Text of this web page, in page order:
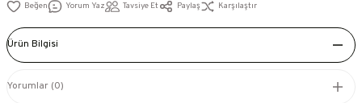
Yorum Yaz Tavsiye Et Paylaş Karşılaştır
Ürün Bilgisi
Yorumlar (0)